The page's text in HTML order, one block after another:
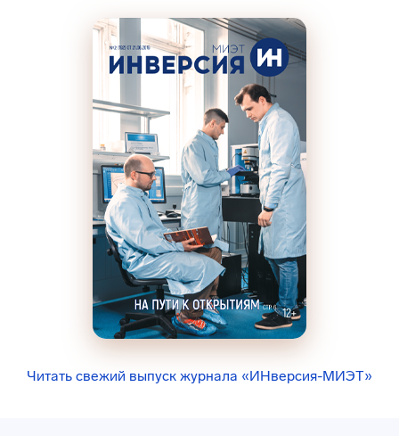
Читать свежий выпуск журнала «ИНверсия-МИЭТ»